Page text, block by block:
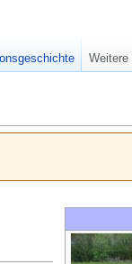
Weitere